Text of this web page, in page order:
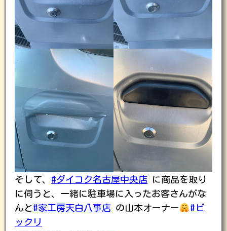
そして、 #ダイコク名古屋中央店 に商品を取り
に伺うと、一緒に駐車場に入ったお客さんがな
んと#家工房天白八事店 の山本オーナー
#ビ
ックリ